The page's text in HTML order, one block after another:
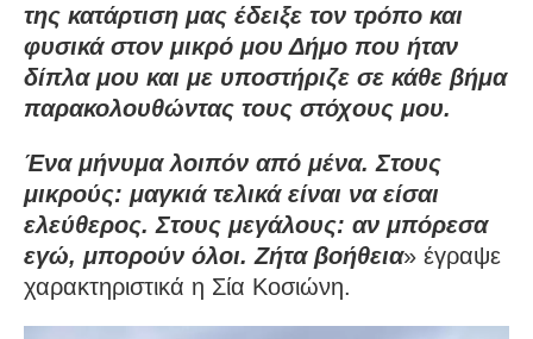
της κατάρτιση μας έδειξε τον τρόπο και
φυσικά στον μικρό μου Δήμο που ήταν
δίπλα μου και με υποστήριζε σε κάθε βήμα
παρακολουθώντας τους στόχους μου.
Ένα μήνυμα λοιπόν από μένα. Στους
μικρούς: μαγκιά τελικά είναι να είσαι
ελεύθερος. Στους μεγάλους: αν μπόρεσα
εγώ, μπορούν όλοι. Ζήτα βοήθεια» έγραψε
χαρακτηριστικά η Σία Κοσιώνη.